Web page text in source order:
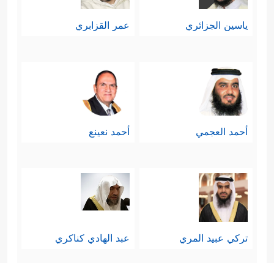
ياسين الجزائري عمر القزابري
أحمد العجمي أحمد نعينع
تركي عبيد المري عبد الهادي كناكري